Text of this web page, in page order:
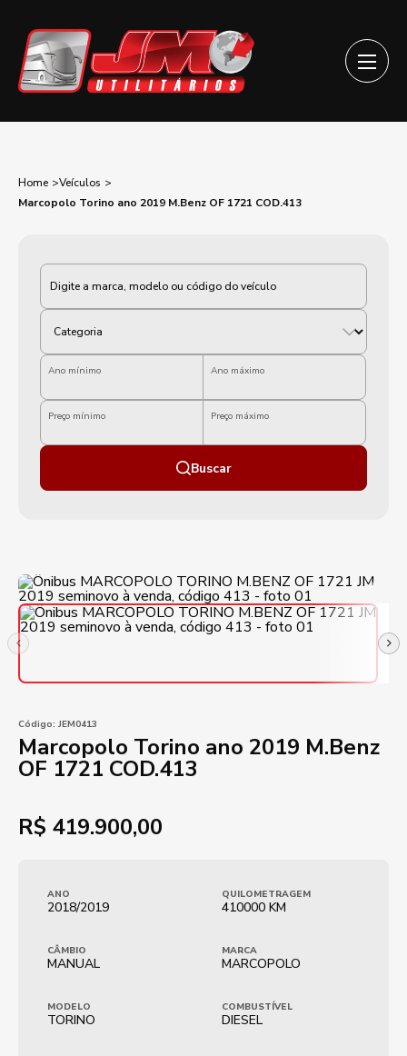
Home
Veículos
Marcopolo Torino ano 2019 M.Benz OF 1721 COD.413
Categoria
Ano mínimo Ano máximo
Preço mínimo Preço máximo
Buscar
Código: JEM0413
Marcopolo Torino ano 2019 M.Benz
OF 1721 COD.413
R$ 419.900,00
ANO
2018/2019
QUILOMETRAGEM
410000 KM
CÂMBIO
MANUAL
MARCA
MARCOPOLO
MODELO
TORINO
COMBUSTÍVEL
DIESEL